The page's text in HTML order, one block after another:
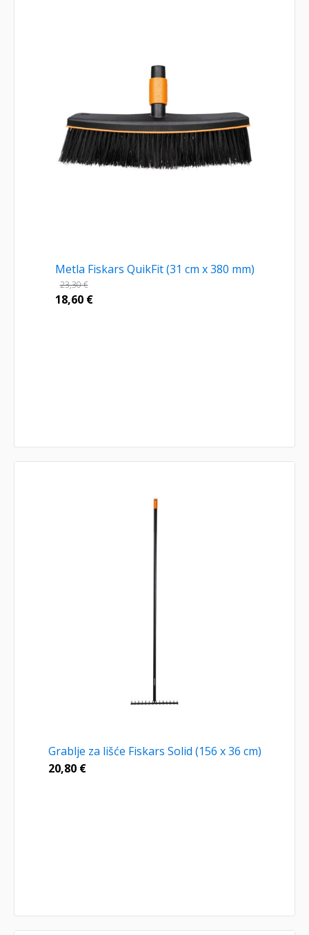
Metla Fiskars QuikFit (31 cm x 380 mm)
23,30€
18,60 €
Grablje za lišće Fiskars Solid (156 x 36 cm)
20,80 €